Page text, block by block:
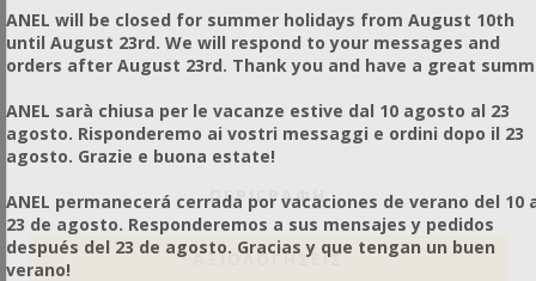
ΠΕΡΙΓΡΑΦΗ
ΑΞΙΟΛΟΓΉΣΕΙΣ
ANEL will be closed for summer holidays from August 10th
until August 23rd. We will respond to your messages and
orders after August 23rd. Thank you and have a great
ANEL sarà chiusa per le vacanze estive dal 10 agosto al 23
agosto. Risponderemo ai vostri messaggi e ordini dopo il 23
agosto. Grazie e buona estate!
ANEL permanecerá cerrada por vacaciones de verano del 10
23 de agosto. Responderemos a sus mensajes y pedidos
después del 23 de agosto. Gracias y que tengan un buen
verano!